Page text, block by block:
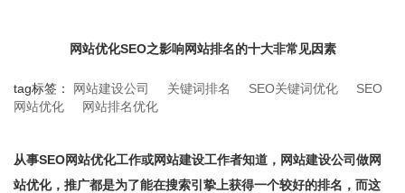
代运营服务
案例鉴赏
网站优化SEO之影响网站排名的十大非常见因素
tag标签： 网站建设公司 关键词排名 SEO关键词优化
SEO
网站优化
网站排名优化
从事SEO网站优化工作或网站建设工作者知道，网站建设公司做网
站优化，推广都是为了能在搜索引挚上获得一个较好的排名，而这